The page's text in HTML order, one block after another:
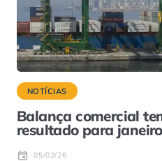
NOTÍCIAS
Balança comercial
resultado para janeiro
05/02/26